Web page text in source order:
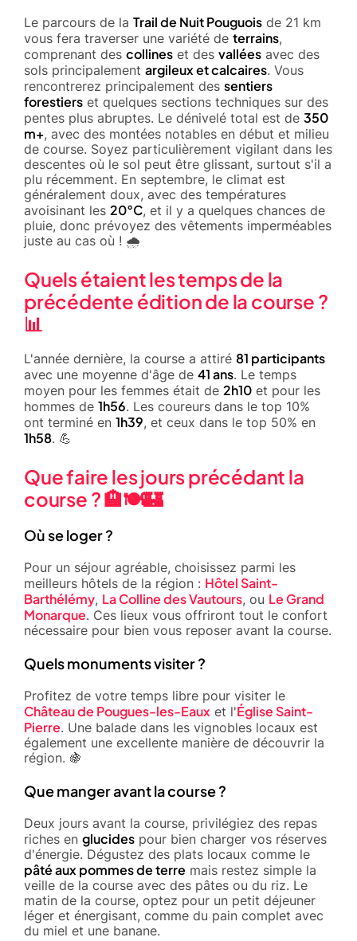
Le parcours de la Trail de Nuit Pouguois de 21 km
vous fera traverser une variété de terrains,
comprenant des collines et des vallées avec des
sols principalement argileux et calcaires. Vous
rencontrerez principalement des sentiers
forestiers et quelques sections techniques sur des
pentes plus abruptes. Le dénivelé total est de 350
m+, avec des montées notables en début et milieu
de course. Soyez particulièrement vigilant dans les
descentes où le sol peut être glissant, surtout s'il a
plu récemment. En septembre, le climat est
généralement doux, avec des températures
avoisinant les 20°C, et il y a quelques chances de
pluie, donc prévoyez des vêtements imperméables
juste au cas où ! 🌧️
Quels étaient les temps de la
précédente édition de la course ?
📊
L'année dernière, la course a attiré 81 participants
avec une moyenne d'âge de 41 ans. Le temps
moyen pour les femmes était de 2h10 et pour les
hommes de 1h56. Les coureurs dans le top 10%
ont terminé en 1h39, et ceux dans le top 50% en
1h58. 💪
Que faire les jours précédant la
course ? 🏨🍽️🏰
Où se loger ?
Pour un séjour agréable, choisissez parmi les
meilleurs hôtels de la région : Hôtel Saint-
Barthélémy, La Colline des Vautours, ou Le Grand
Monarque. Ces lieux vous offriront tout le confort
nécessaire pour bien vous reposer avant la course.
Quels monuments visiter ?
Profitez de votre temps libre pour visiter le
Château de Pougues-les-Eaux et l'Église Saint-
Pierre. Une balade dans les vignobles locaux est
également une excellente manière de découvrir la
région. 🍇
Que manger avant la course ?
Deux jours avant la course, privilégiez des repas
riches en glucides pour bien charger vos réserves
d'énergie. Dégustez des plats locaux comme le
pâté aux pommes de terre mais restez simple la
veille de la course avec des pâtes ou du riz. Le
matin de la course, optez pour un petit déjeuner
léger et énergisant, comme du pain complet avec
du miel et une banane.